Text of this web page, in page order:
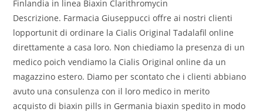
Finlandia in linea Biaxin Clarithromycin
Descrizione. Farmacia Giuseppucci offre ai nostri clienti
lopportunit di ordinare la Cialis Original Tadalafil online
direttamente a casa loro. Non chiediamo la presenza di un
medico poich vendiamo la Cialis Original online da un
magazzino estero. Diamo per scontato che i clienti abbiano
avuto una consulenza con il loro medico in merito
acquisto di biaxin pills in Germania biaxin spedito in modo